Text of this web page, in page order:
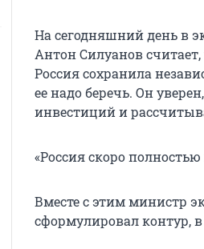
На сегодняшний день в
Антон Силуанов
Россия сохранила
ее надо беречь. Он
инвестиций и
«Россия скоро
Вместе с этим министр
сформулировал контур,